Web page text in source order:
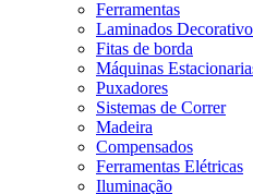
Ferramentas
Laminados
Fitas de borda
Máquinas
Puxadores
Sistemas de Correr
Madeira
Compensados
Ferramentas Elétricas
Iluminação